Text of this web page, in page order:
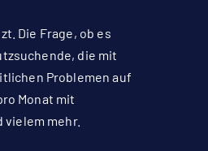
Die Frage, ob es
die mit
Problemen auf
Monat mit
mehr.